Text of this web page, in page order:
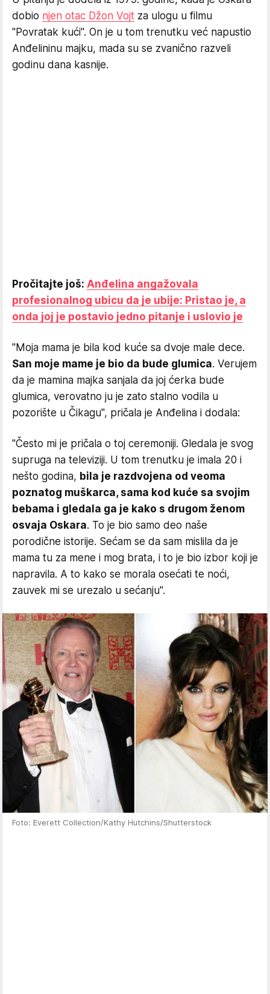
dobio njen otac Džon Vojt za ulogu u filmu
"Povratak kući". On je u tom trenutku već napustio
Anđelininu majku, mada su se zvanično razveli
godinu dana kasnije.
Pročitajte još: Anđelina angažovala
profesionalnog ubicu da je ubije: Pristao je, a
onda joj je postavio jedno pitanje i uslovio je
"Moja mama je bila kod kuće sa dvoje male dece.
San moje mame je bio da bude glumica. Verujem
da je mamina majka sanjala da joj ćerka bude
glumica, verovatno ju je zato stalno vodila u
pozorište u Čikagu", pričala je Anđelina i dodala:
"Često mi je pričala o toj ceremoniji. Gledala je svog
supruga na televiziji. U tom trenutku je imala 20 i
nešto godina, bila je razdvojena od veoma
poznatog muškarca, sama kod kuće sa svojim
bebama i gledala ga je kako s drugom ženom
osvaja Oskara. To je bio samo deo naše
porodične istorije. Sećam se da sam mislila da je
mama tu za mene i mog brata, i to je bio izbor koji je
napravila. A to kako se morala osećati te noći,
zauvek mi se urezalo u sećanju".
Foto: Everett Collection/Kathy Hutchins/Shutterstock